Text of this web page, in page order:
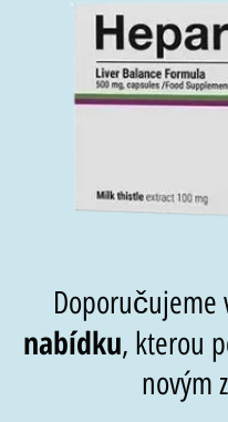
Doporučujeme
nabídku, kterou
novým